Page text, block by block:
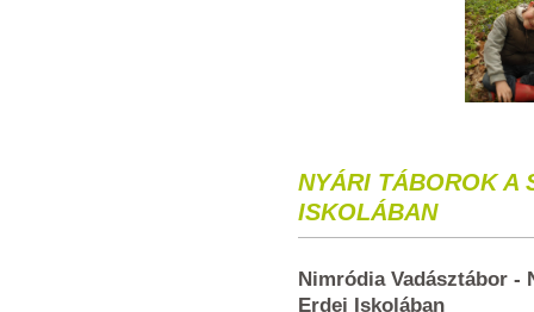
NYÁRI TÁBOROK A
ISKOLÁBAN
Nimródia Vadásztábor -
Erdei Iskolában